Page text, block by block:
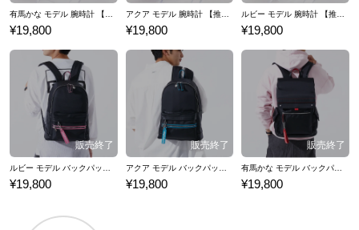
¥19,800
アクア モデル 腕時計 【推しの子】
¥19,800 ¥19,800
ルビー モデル バックパック 【推しの子】
¥19,800
アクア モデル バックパック 【推しの子】
¥19,800
有馬かな モデル バックパック 【推しの子】
¥19,800